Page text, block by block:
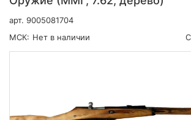
арт. 9005081704
МСК: Нет в наличии